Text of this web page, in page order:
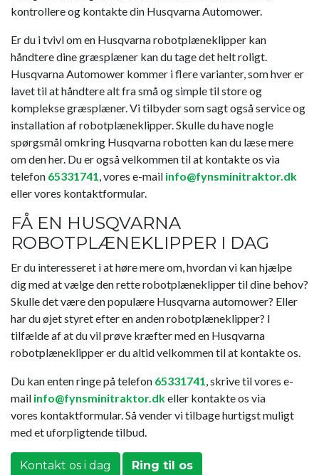
kontrollere og kontakte din Husqvarna Automower.
Er du i tvivl om en Husqvarna robotplæneklipper kan
håndtere dine græsplæner kan du tage det helt roligt.
Husqvarna Automower kommer i flere varianter, som hver er
lavet til at håndtere alt fra små og simple til store og
komplekse græsplæner. Vi tilbyder som sagt også service og
installation af robotplæneklipper. Skulle du have nogle
spørgsmål omkring Husqvarna robotten kan du læse mere
om den her. Du er også velkommen til at kontakte os via
telefon 65331741, vores e-mail info@fynsminitraktor.dk
eller vores kontaktformular.​
​​FÅ EN HUSQVARNA
ROBOTPLÆNEKLIPPER I DAG
Er du interesseret i at høre mere om, hvordan vi kan hjælpe
dig med at vælge den rette robotplæneklipper til dine behov?
Skulle det være den populære Husqvarna automower? Eller
har du øjet styret efter en anden robotplæneklipper? I
tilfælde af at du vil prøve kræfter med en Husqvarna
robotplæneklipper er du altid velkommen til at kontakte os.
Du kan enten ringe på telefon 65331741, skrive til vores e-
mail info@fynsminitraktor.dkeller kontakte os via
vores kontaktformular.​ Så vender vi tilbage hurtigst muligt
med et uforpligtende tilbud.
Kontakt os i dag Ring til os